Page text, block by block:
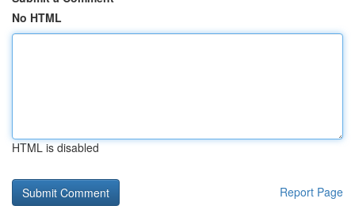
No HTML
HTML is disabled
Report Page